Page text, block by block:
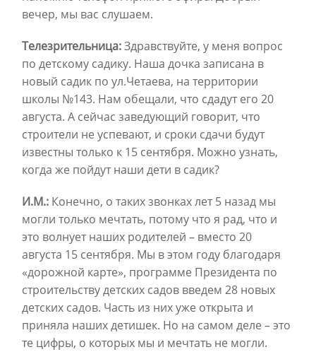
вечер, мы вас слушаем.
Телезрительница:Здравствуйте, у меня вопрос
по детскому садику. Наша дочка записана в
новый садик по ул.Четаева, на территории
школы №143. Нам обещали, что сдадут его 20
августа. А сейчас заведующий говорит, что
строители не успевают, и сроки сдачи будут
известны только к 15 сентября. Можно узнать,
когда же пойдут наши дети в садик?
И.М.: Конечно, о таких звонках лет 5 назад мы
могли только мечтать, потому что я рад, что и
это волнует наших родителей – вместо 20
августа 15 сентября. Мы в этом году благодаря
«дорожной карте», программе Президента по
строительству детских садов введем 28 новых
детских садов. Часть из них уже открыта и
приняла наших детишек. Но на самом деле – это
те цифры, о которых мы и мечтать не могли.